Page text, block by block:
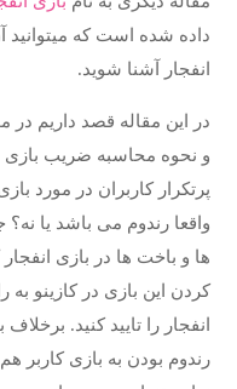
داده شده است که میتوانید
انفجار آشنا شوید.
در این مقاله قصد داریم در
و نحوه محاسبه ضریب بازی
پرتکرار کاربران در مورد
واقعا رندوم می باشد یا
ها و باخت ها در بازی
کردن این بازی در کازینو به
انفجار را تایید کنید.
رندوم بودن به بازی کاربر